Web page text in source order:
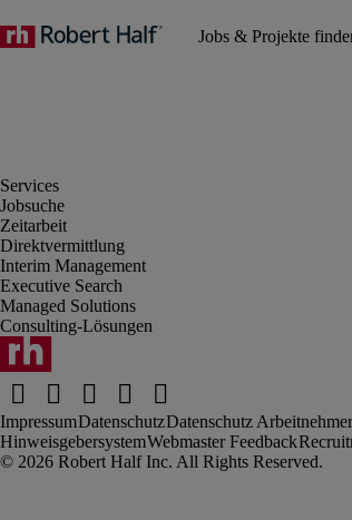
Jobsuche
Zeitarbeit
Direktvermittlung
Interim Management
Executive Search
Managed Solutions
Consulting-Lösungen
ImpressumDatenschutzDatenschutz
HinweisgebersystemWebmaster Feedback